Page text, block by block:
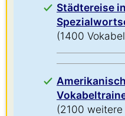
Städtereise
(1400
(2100 weitere